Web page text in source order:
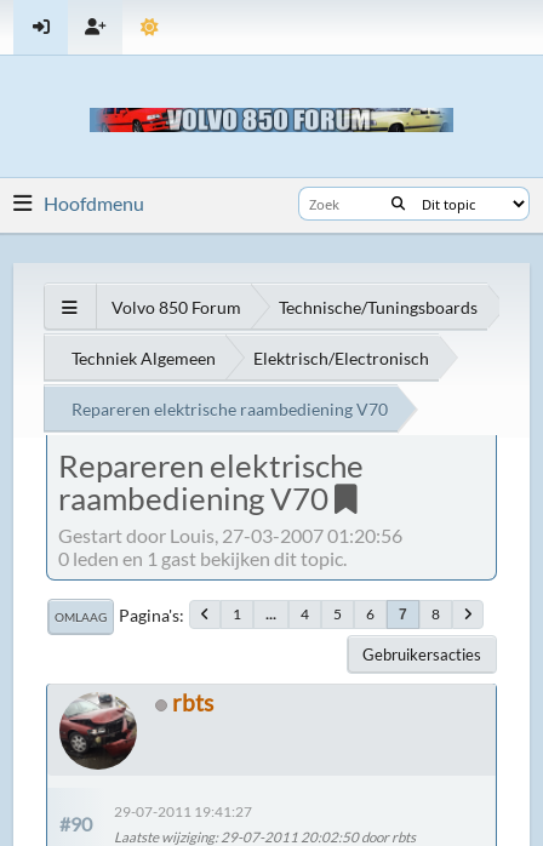
Hoofdmenu
Volvo 850 Forum Technische/Tuningsboards
Techniek Algemeen Elektrisch/Electronisch
Repareren elektrische raambediening V70
Repareren elektrische
raambediening V70
Gestart door Louis, 27-03-2007 01:20:56
0 leden en 1 gast bekijken dit topic.
OMLAAG Pagina's 1 ... 4 5 6 7 8
Gebruikersacties
rbts
#90
29-07-2011 19:41:27
Laatste wijziging: 29-07-2011 20:02:50 door rbts